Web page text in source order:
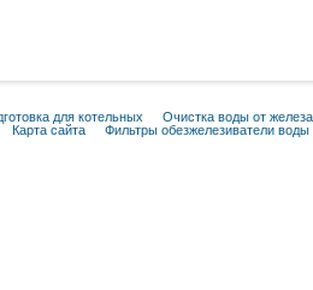
для котельных
Очистка воды от
Карта сайта Фильтры обезжелезиватели воды